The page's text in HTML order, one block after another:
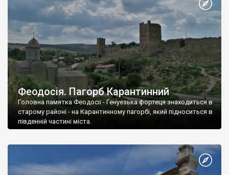
Феодосія. Пагорб Карантинний
Головна памятка Феодосії - Генуезька фортеця знаходиться в
старому районі - на Карантинному пагорбі, який підноситься в
південній частині міста.